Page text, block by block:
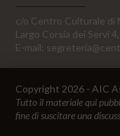
c/o Centro Culturale di
Largo Corsia dei Servi
E-mail:
Copyright 2026 - AIC
Tutto il materiale qui
fine di suscitare una